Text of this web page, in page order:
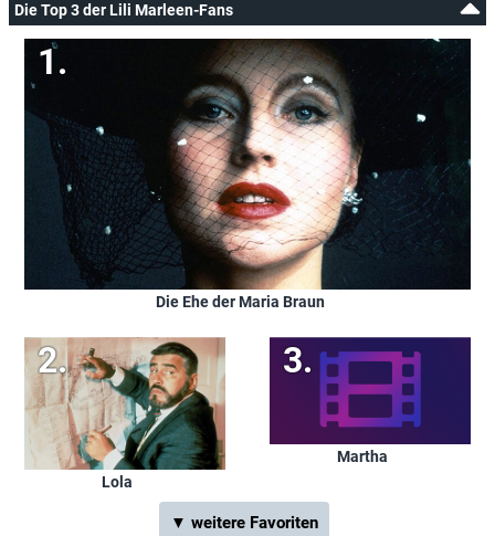
Die Top 3 der Lili Marleen-Fans
Die Ehe der Maria Braun
Lola
Martha
▼ weitere Favoriten